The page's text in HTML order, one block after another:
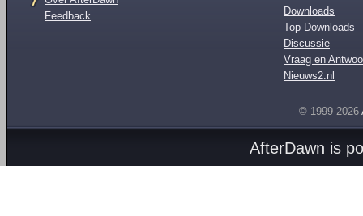
Feedback
Downloads
Top Downloads
Discussie
Vraag en
Nieuws2.nl
© 1999-2026
AfterDawn is